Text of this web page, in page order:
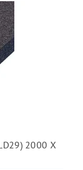
2000 X